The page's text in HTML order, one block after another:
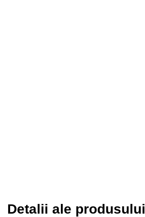
Detalii ale produsului